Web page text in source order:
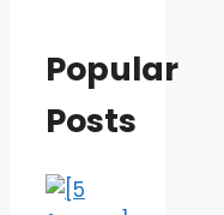
Popular
Posts